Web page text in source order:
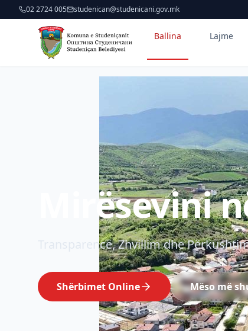
02 2724 005 studenican@studenicani.gov.mk
Ballina Lajme
Mirësevini
Transparencë, Zhvillim dhe
Shërbimet Online Mëso më